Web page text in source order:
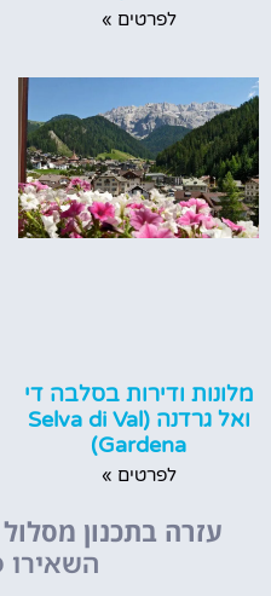
לפרטים »
מלונות ודירות בסלבה די
ואל גרדנה (Selva di Val
Gardena)
לפרטים »
עזרה בתכנון
השאירו